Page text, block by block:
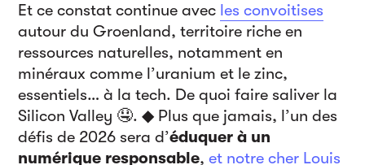
Et ce constat continue avec les convoitises
autour du Groenland, territoire riche en
ressources naturelles, notamment en
minéraux comme l’uranium et le zinc,
essentiels… à la tech. De quoi faire saliver la
Silicon Valley 🤤. ◆ Plus que jamais, l’un des
défis de 2026 sera d’éduquer à un
numérique responsable,et notre cher Louis